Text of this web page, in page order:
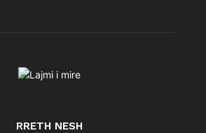
RRETH NESH